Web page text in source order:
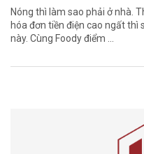
Nóng thì làm sao phải ở nhà.
hóa đơn tiền điện cao ngất thì
này. Cùng Foody điểm ...